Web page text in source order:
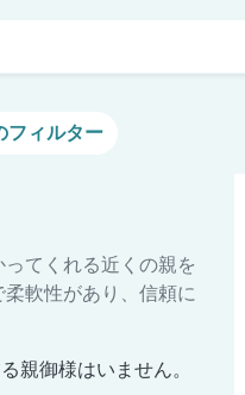
フィルター
てくれる近くの親を
軟性があり、信頼に
親御様はいません。